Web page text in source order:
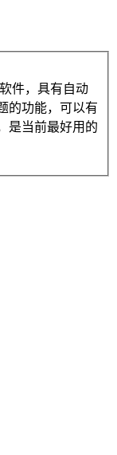
件，具有自动
的功能，可以有
是当前最好用的